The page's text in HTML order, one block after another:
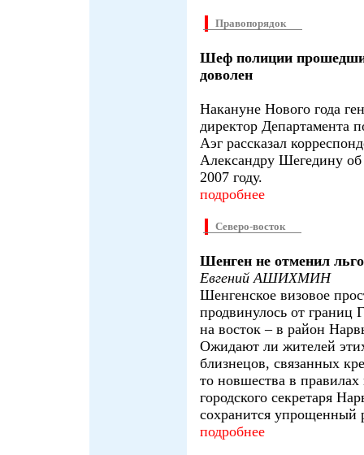
Правопорядок
Шеф полиции
доволен
Накануне Нового года
директор Департамента
Аэг рассказал
Александру Шегедину
2007 году.
подробнее
Северо-восток
Шенген не отменил
Евгений АШИХМИН
Шенгенское визовое
продвинулось от границ
на восток – в район
Ожидают ли жителей
близнецов, связанных
то новшества в
городского секретаря
сохранится
подробнее